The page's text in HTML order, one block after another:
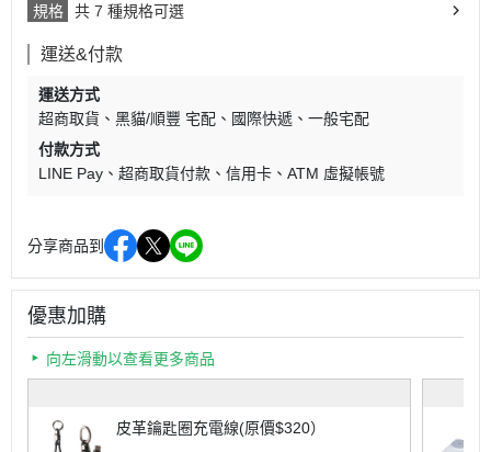
規格 共 7 種規格可選
運送&付款
運送方式
超商取貨
黑貓/順豐 宅配 國際快遞
一般宅配
付款方式
LINE Pay
超商取貨付款 信用卡 ATM 虛擬帳號
分享商品到
優惠加購
向左滑動以查看更多商品
皮革鑰匙圈充電線(原價$320）